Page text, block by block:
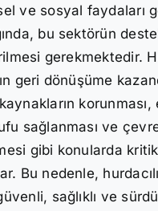
ve sosyal faydaları
bu sektörün
gerekmektedir.
geri dönüşüme
korunması,
sağlanması ve
gibi konularda
Bu nedenle,
sağlıklı ve